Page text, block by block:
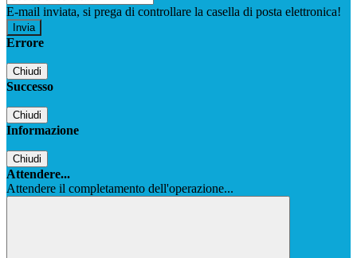
E-mail inviata, si prega di controllare la casella di posta elettronica!
Errore
Chiudi
Successo
Chiudi
Informazione
Chiudi
Attendere...
Attendere il completamento dell'operazione...